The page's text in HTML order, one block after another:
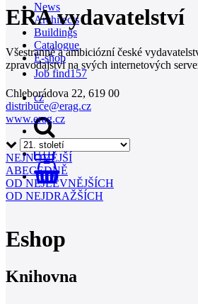
News
Architects
Buildings
Catalogue
E-shop
Job find157
cz
0
ERA vydavatelství
Všestranné a ambiciózní české
zpravodajství na svých internetových
Chleborádova 22, 619 00
distribuce@erag.cz
www.erag.cz
NEJNOVĚJŠÍ
ABECEDNĚ
OD NEJLEVNĚJŠÍCH
OD NEJDRAŽŠÍCH
Eshop
Knihovna